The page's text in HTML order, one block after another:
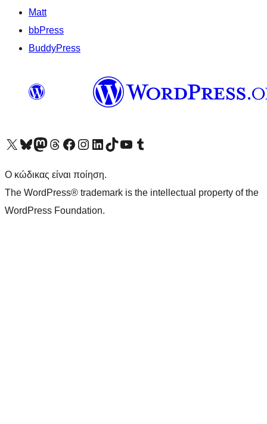
Matt
bbPress
BuddyPress
Visit our X (formerly Twitter) account
Visit our Bluesky account
Επισκεφθείτε τον λογαριασμό μας στο Mastodon
Visit our Threads account
Επισκεφτείτε τη σελίδα μας στο Facebook
Επισκεφθείτε τον λογαριασμό μας Instagram
Επισκεφθείτε τον λογαριασμό μας LinkedIn
Visit our TikTok account
Visit our YouTube channel
Visit our Tumblr account
Ο κώδικας είναι ποίηση.
The WordPress® trademark is the intellectual property of the
WordPress Foundation.